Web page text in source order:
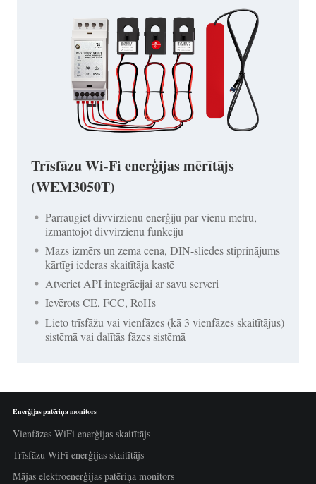
Trīsfāzu Wi-Fi enerģijas mērītājs
(WEM3050T)
Pārraugiet divvirzienu enerģiju par vienu metru,
izmantojot divvirzienu funkciju
Mazs izmērs un zema cena, DIN-sliedes stiprinājums
kārtīgi iederas skaitītāja kastē
Atveriet API integrācijai ar savu serveri
Ievērots CE, FCC, RoHs
Lieto trīsfāžu vai vienfāzes (kā 3 vienfāzes skaitītājus)
sistēmā vai dalītās fāzes sistēmā
Enerģijas patēriņa monitors
Vienfāzes WiFi enerģijas skaitītājs
Trīsfāzu WiFi enerģijas skaitītājs
Mājas elektroenerģijas patēriņa monitors